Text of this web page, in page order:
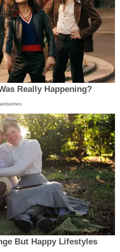
Really Happening?
But Happy Lifestyles